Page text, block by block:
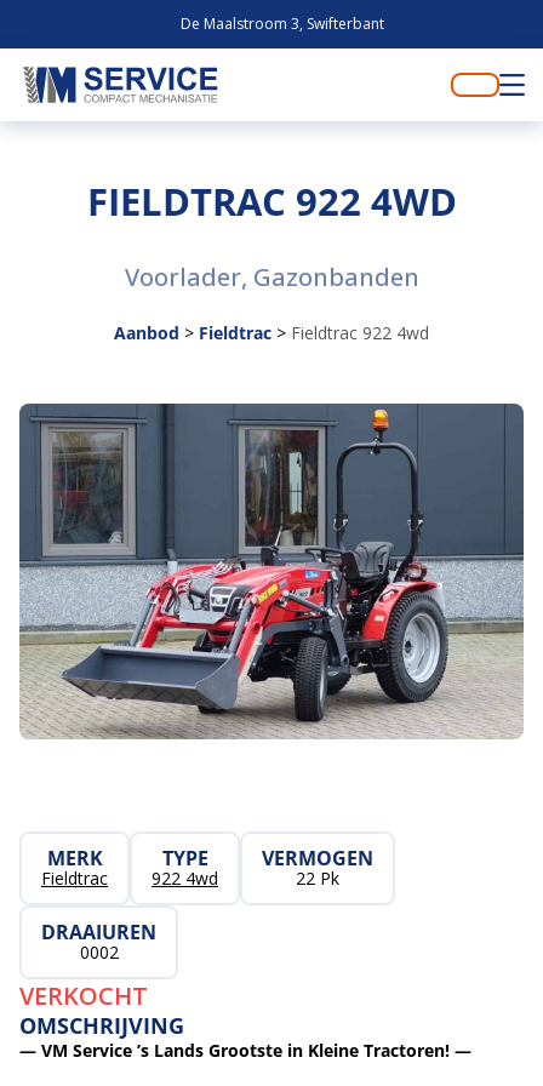
De Maalstroom 3, Swifterbant
FIELDTRAC 922 4WD
Voorlader, Gazonbanden
Aanbod > Fieldtrac > Fieldtrac 922 4wd
MERK
Fieldtrac
TYPE
922 4wd
VERMOGEN
22 Pk
DRAAIUREN
0002
VERKOCHT
OMSCHRIJVING
— VM Service ’s Lands Grootste in Kleine Tractoren! —